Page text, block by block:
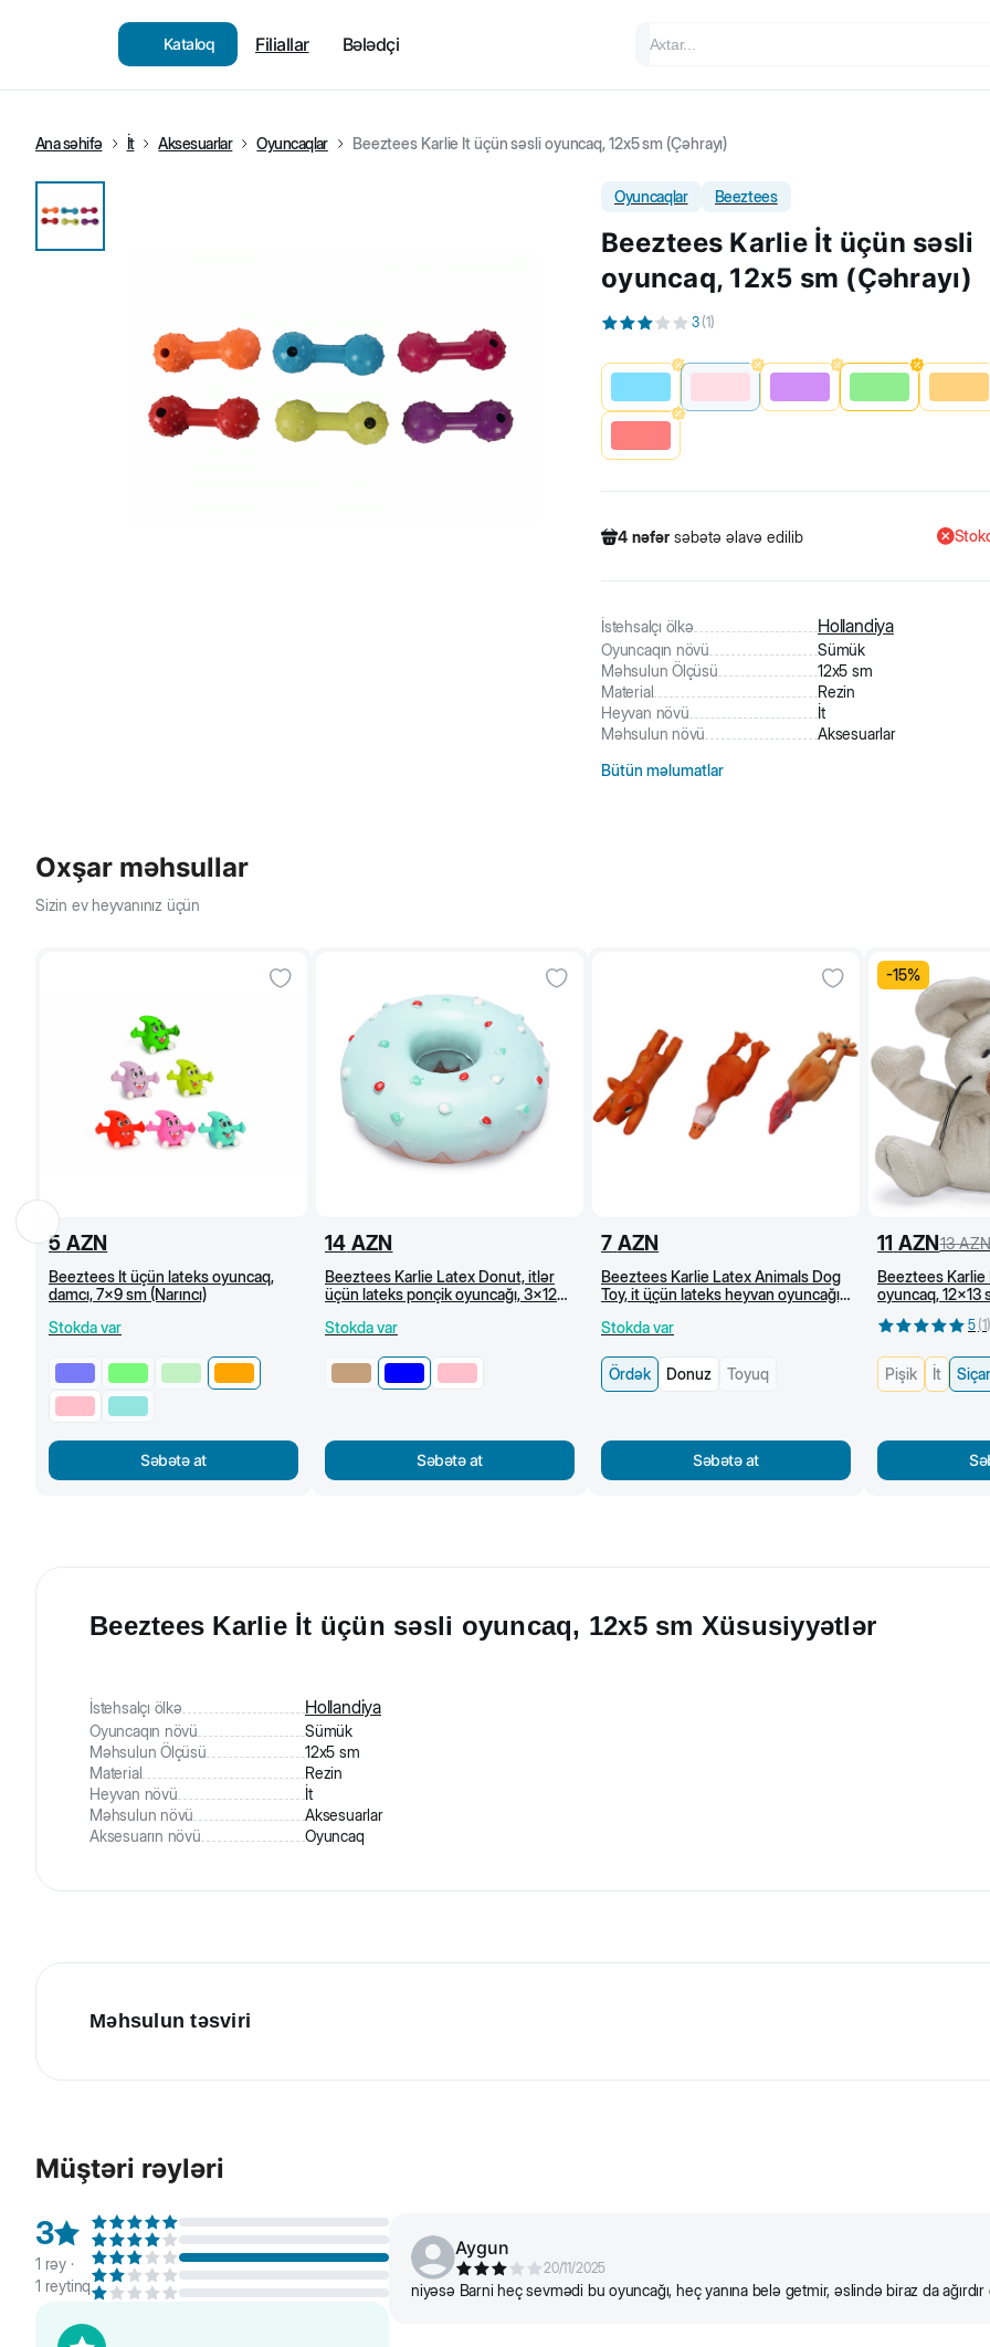
Kataloq Filiallar Bələdçi
Ana səhifə İt Aksesuarlar Oyuncaqlar Beeztees Karlie İt üçün səsli oyuncaq, 12x5 sm (Çəhrayı)
Oyuncaqlar Beeztees
Beeztees Karlie İt üçün səsli
oyuncaq, 12x5 sm (Çəhrayı)
3 (1)
4 nəfər səbətə əlavə edilib
4
nəfər səbətə əlavə edilib
İstehsalçı ölkə Hollandiya
Oyuncaqın növü
Sümük
Məhsulun Ölçüsü
12x5 sm
Material
Rezin
Heyvan növü
İt
Məhsulun növü
Aksesuarlar
Bütün məlumatlar
Oxşar məhsullar
Sizin ev heyvanınız üçün
5 AZN
Beeztees İt üçün lateks oyuncaq,
damcı, 7x9 sm (Narıncı)
Stokda var
Səbətə at
14 AZN
Beeztees Karlie Latex Donut, itlər
üçün lateks ponçik oyuncağı, 3x12
Stokda var
Səbətə at
7 AZN
Beeztees Karlie Latex Animals Dog
Toy, it üçün lateks heyvan oyuncağı,
Stokda var
Ördək Donuz Toyuq
Səbətə at
-15%
11 AZN13 AZN
Beeztees
oyuncaq, 12x13
5 (1)
Pişik İt
Beeztees Karlie İt üçün səsli oyuncaq, 12x5 sm Xüsusiyyətlər
İstehsalçı ölkə Hollandiya
Oyuncaqın növü
Sümük
Məhsulun Ölçüsü
12x5 sm
Material
Rezin
Heyvan növü
İt
Məhsulun növü
Aksesuarlar
Aksesuarın növü
Oyuncaq
Məhsulun təsviri
Müştəri rəyləri
3
1 rəy ·
1 reytinq
Aygun
20/11/2025
niyəsə Barni heç sevmədi bu oyuncağı, heç yanına belə getmir, əslində biraz da